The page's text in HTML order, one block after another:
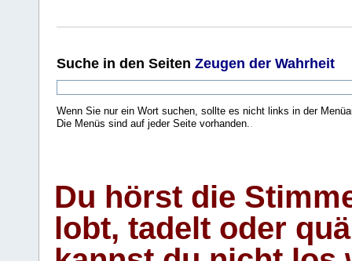
Suche in den Seiten Zeugen der Wahrheit
Wenn Sie nur ein Wort suchen, sollte es nicht links in der
Die Menüs sind auf jeder Seite vorhanden.
Du hörst die
lobt, tadelt oder